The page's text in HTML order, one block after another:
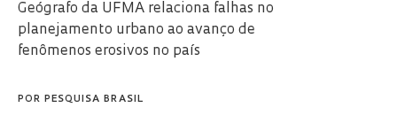
Geógrafo da UFMA relaciona falhas no
planejamento urbano ao avanço de
fenômenos erosivos no país
POR PESQUISA BRASIL